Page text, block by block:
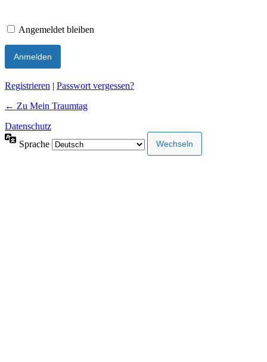
Angemeldet bleiben
Registrieren | Passwort vergessen?
← Zu Mein Traumtag
Datenschutz
Sprache